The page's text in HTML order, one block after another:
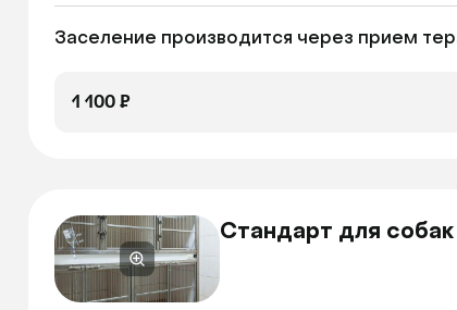
Заселение производится через прием
1 100 ₽
Стандарт для собак